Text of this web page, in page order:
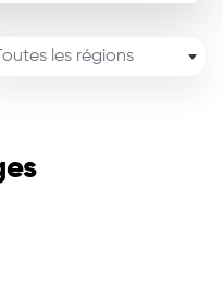
les régions